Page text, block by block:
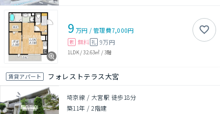
9 万円 /管理費7,000円
敷 無料 礼 9万円
1LDK/32.63㎡ /3階
賃貸アパート フォレストテラス大宮
埼京線 / 大宮駅 徒歩18分
築11年 /2階建